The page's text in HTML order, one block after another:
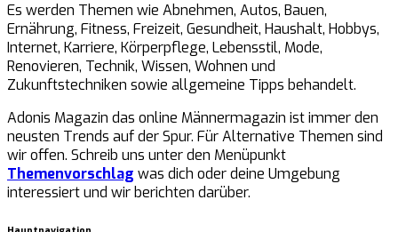
Es werden Themen wie Abnehmen, Autos, Bauen,
Ernährung, Fitness, Freizeit, Gesundheit, Haushalt, Hobbys,
Internet, Karriere, Körperpflege, Lebensstil, Mode,
Renovieren, Technik, Wissen, Wohnen und
Zukunftstechniken sowie allgemeine Tipps behandelt.
Adonis Magazin das online Männermagazin ist immer den
neusten Trends auf der Spur. Für Alternative Themen sind
wir offen. Schreib uns unter den Menüpunkt
Themenvorschlag was dich oder deine Umgebung
interessiert und wir berichten darüber.